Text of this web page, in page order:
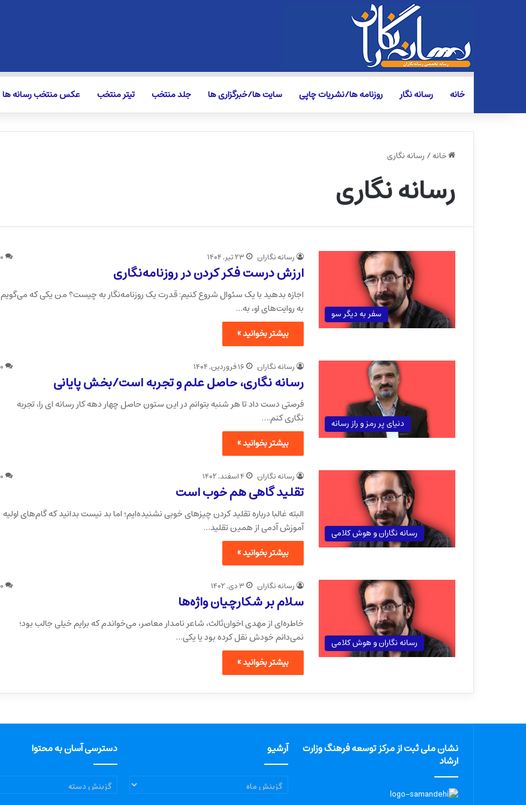
خانه رسانه نگار روزنامه ها/نشریات چاپی سایت ها/خبرگزاری ها جلد منتخب تیتر منتخب عکس منتخب رسانه ها
خانه/ رسانه نگاری
رسانه نگاری
سفر به دیگر سو
رسانه نگاران ۲۳ تیر, ۱۴۰۴ ۰
ارزش درست فکر کردن در روزنامه‌نگاری
اجازه بدهید با یک سئوال شروع کنیم: قدرت یک روزنامه‌نگار به چیست؟ من یکی که می‌گویم
به روایت‌های او، به…
بیشتر بخوانید »
دنیای پر رمز و راز رسانه
رسانه نگاران ۱۶ فروردین, ۱۴۰۴ ۰
رسانه نگاری، حاصل علم و تجربه است/بخش پایانی
فرصتی دست داد تا هر شنبه بتوانم در این ستون حاصل چهار دهه کار رسانه ای را، تجربه
نگاری کنم.…
بیشتر بخوانید »
رسانه نگاران و هوش کلامی
رسانه نگاران ۴ اسفند, ۱۴۰۲ ۰
تقلید گاهی هم خوب است
البته غالبا درباره تقلید کردن چیزهای خوبی نشنیده‌ایم؛ اما بد نیست بدانید که گام‌های اولیه
آموزش آدمی از همین تقلید…
بیشتر بخوانید »
رسانه نگاران و هوش کلامی
رسانه نگاران ۳ دی, ۱۴۰۲ ۰
سلام بر شکارچیان واژه‌ها
خاطره‌ای از مهدی اخوان‌ثالث، شاعر نامدار معاصر، می‌خواندم که برایم خیلی جالب بود؛
نمی‌دانم خودش نقل کرده بود یا یکی…
بیشتر بخوانید »
نشان ملی ثبت از مرکز توسعه فرهنگ وزارت
ارشاد
آرشیو
آرشیو
دسترسی آسان به محتوا
دسترسی
آسان